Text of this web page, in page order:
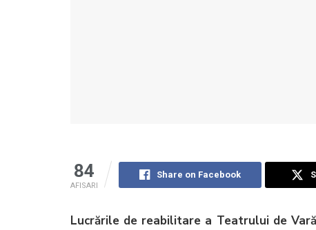
84
AFISARI
Share on Facebook
Lucrările de reabilitare a Teatrului de